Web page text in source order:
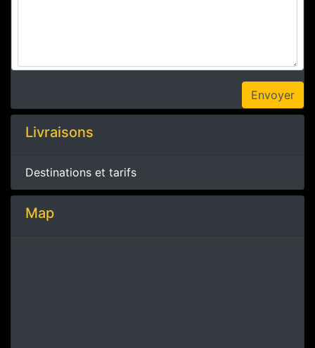
Livraisons
Destinations et tarifs
Map